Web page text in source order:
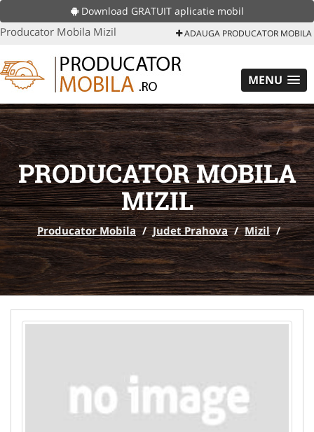
Download GRATUIT aplicatie mobil
Producator Mobila Mizil ADAUGA PRODUCATOR MOBILA
MENU
PRODUCATOR MOBILA
MIZIL
Producator Mobila / Judet Prahova / Mizil /